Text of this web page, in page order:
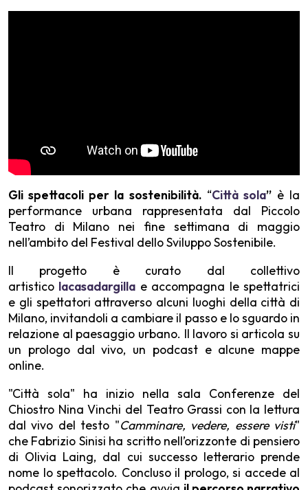
Gli spettacoli per la sostenibilità. “Città sola”è la
performance urbana rappresentata dal Piccolo
Teatro di Milano nei fine settimana di maggio
nell’ambito del Festival dello Sviluppo Sostenibile.
Il progetto è curato dal collettivo
artistico lacasadargilla e accompagna le spettatrici
e gli spettatori attraverso alcuni luoghi della città di
Milano, invitandoli a cambiare il passo e lo sguardo in
relazione al paesaggio urbano. Il lavoro si articola su
un prologo dal vivo, un podcast e alcune mappe
online.
"Città sola" ha inizio nella sala Conferenze del
Chiostro Nina Vinchi del Teatro Grassi con la lettura
dal vivo del testo "Camminare, vedere, essere visti"
che Fabrizio Sinisi ha scritto nell’orizzonte di pensiero
di Olivia Laing, dal cui successo letterario prende
nome lo spettacolo. Concluso il prologo, si accede al